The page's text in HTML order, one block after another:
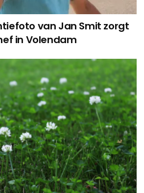
van Jan Smit zorgt
in Volendam